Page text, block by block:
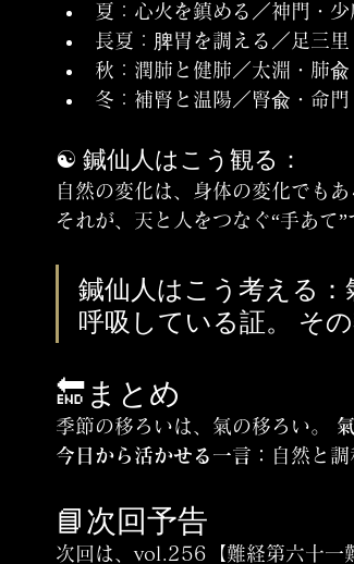
夏：心火を鎮める／神門・少
長夏：脾胃を調える／足三
秋：潤肺と健肺／太淵・肺兪
冬：補腎と温陽／腎兪・命門
☯️ 鍼仙人はこう観る：
自然の変化は、身体の変化でも
それが、天と人をつなぐ“手あて”
鍼仙人はこう考える
呼吸している証。 そ
🔚まとめ
季節の移ろいは、氣の移ろい。
今日から活かせる一言：
自然と
📘次回予告
次回は、vol.256【難経第六十一